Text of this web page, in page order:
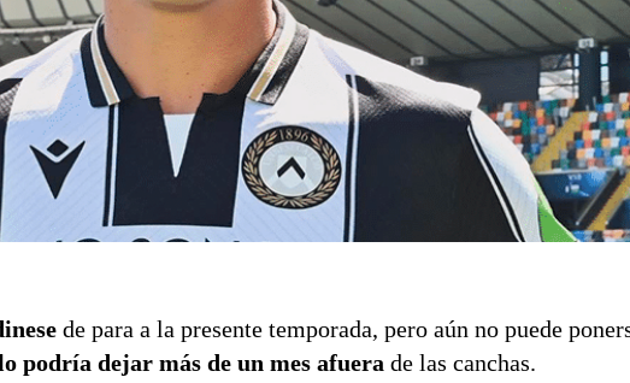
de para a la presente temporada, pero aún no puede
podría dejar más de un mes afuera de las canchas.